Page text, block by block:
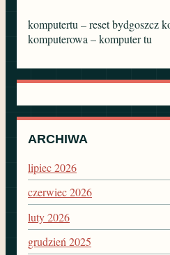
komputertu – reset bydgoszcz
komputerowa – komputer tu
ARCHIWA
lipiec 2026
czerwiec 2026
luty 2026
grudzień 2025